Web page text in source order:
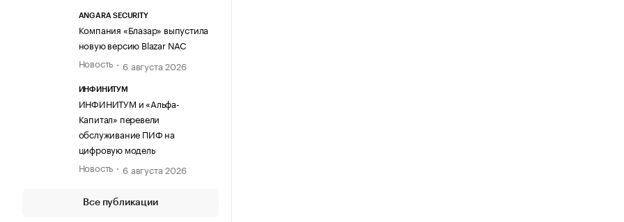
ANGARA SECURITY
Компания «Блазар» выпустила
новую версию Blazar NAC
Новость
6 августа 2026
ИНФИНИТУМ
ИНФИНИТУМ и «Альфа-
Капитал» перевели
обслуживание ПИФ на
цифровую модель
Новость
6 августа 2026
Все публикации